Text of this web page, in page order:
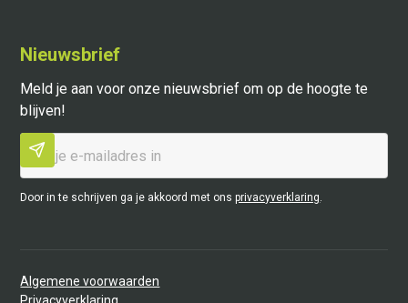
Nieuwsbrief
Meld je aan voor onze nieuwsbrief om op de hoogte te
blijven!
Door in te schrijven ga je akkoord met onsprivacyverklaring.
Algemene voorwaarden